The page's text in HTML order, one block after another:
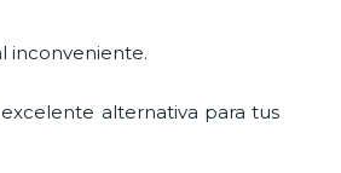
inconveniente.
excelente alternativa para tus